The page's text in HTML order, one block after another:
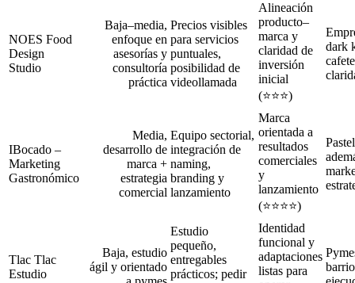
NOES Food
Design
Studio
Baja–media,
enfoque en
asesorías y
consultoría
práctica
Precios visibles
para servicios
puntuales,
posibilidad de
videollamada
Alineación
producto–
marca y
claridad de
inversión
inicial
(⭐️⭐️⭐️)
dark
IBocado –
Marketing
Gastronómico
Media,
desarrollo de
marca +
estrategia
comercial
Equipo sectorial,
integración de
naming,
branding y
lanzamiento
Marca
orientada a
resultados
comerciales
y
lanzamiento
(⭐️⭐️⭐️⭐️)
Tlac Tlac
Estudio
Baja, estudio
ágil y orientado
Estudio
pequeño,
entregables
prácticos; pedir
Identidad
funcional y
adaptaciones
listas para